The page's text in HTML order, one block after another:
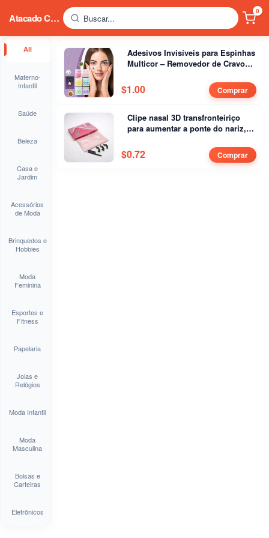
All
Materno-
Infantil
Saúde
Beleza
Casa e
Jardim
Acessórios
de Moda
Brinquedos e
Hobbies
Moda
Feminina
Esportes e
Fitness
Papelaria
Joias e
Relógios
Moda Infantil
Moda
Masculina
Bolsas e
Carteiras
Eletrônicos
Adesivos Invisíveis para Espinhas
Multicor – Removedor de Cravos,
com a Pele
$1.00 Comprar
Clipe nasal 3D transfronteiriço
para aumentar a ponte do nariz,
embelezar o nariz
$0.72 Comprar
Atacado China Buscar...
0